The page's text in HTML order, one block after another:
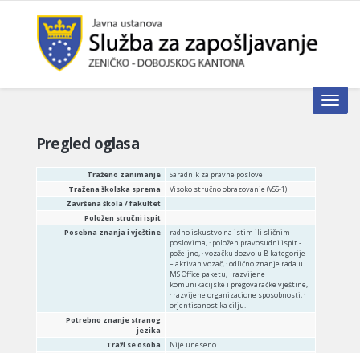
Toggle
Pregled oglasa
Traženo zanimanje
Saradnik za pravne poslove
Tražena školska sprema
Visoko stručno obrazovanje (VSS-1)
Završena škola / fakultet
Položen stručni ispit
Posebna znanja i vještine
radno iskustvo na istim ili sličnim
poslovima, · položen pravosudni ispit -
poželjno, · vozačku dozvolu B kategorije
– aktivan vozač, · odlično znanje rada u
MS Office paketu, · razvijene
komunikacijske i pregovaračke vještine,
· razvijene organizacione sposobnosti, ·
orjentisanost ka cilju.
Potrebno znanje stranog
jezika
Traži se osoba
Nije uneseno